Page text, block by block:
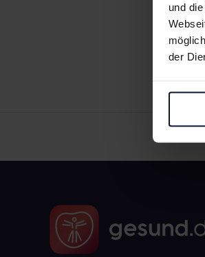
und
der